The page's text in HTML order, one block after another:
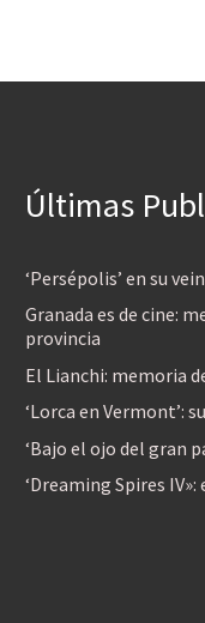
Últimas
‘Persépolis’ en su
Granada es de cine:
provincia
El Lianchi: memoria
‘Lorca en Vermont’:
‘Bajo el ojo del gran
‘Dreaming Spires